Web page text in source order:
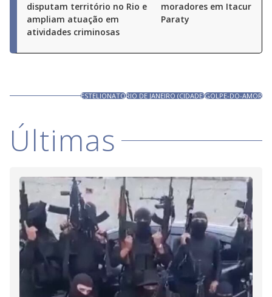
disputam território no Rio e
ampliam atuação em
atividades criminosas
moradores em Itacuruçá
Paraty
ESTELIONATORIO DE JANEIRO (CIDADE)GOLPE-DO-AMOR
Últimas